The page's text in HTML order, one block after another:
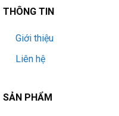
THÔNG TIN
Giới thiệu
Liên hệ
SẢN PHẨM